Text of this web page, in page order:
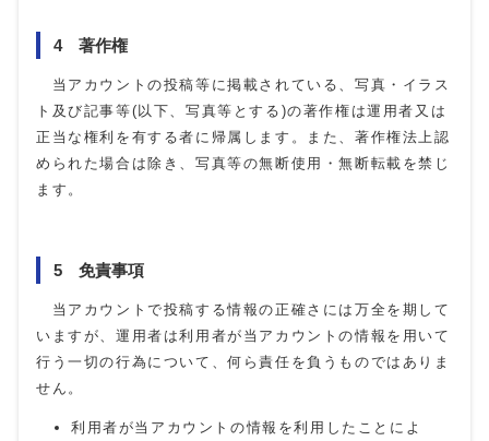
4 著作権
当アカウントの投稿等に掲載されている、写真・イラス
ト及び記事等(以下、写真等とする)の著作権は運用者又は
正当な権利を有する者に帰属します。また、著作権法上認
められた場合は除き、写真等の無断使用・無断転載を禁じ
ます。
5 免責事項
当アカウントで投稿する情報の正確さには万全を期して
いますが、運用者は利用者が当アカウントの情報を用いて
行う一切の行為について、何ら責任を負うものではありま
せん。
利用者が当アカウントの情報を利用したことによ